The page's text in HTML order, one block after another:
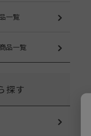
一覧
品一覧
探す